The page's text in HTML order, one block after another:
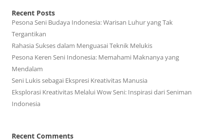
Recent Posts
Pesona Seni Budaya Indonesia: Warisan Luhur yang Tak
Tergantikan
Rahasia Sukses dalam Menguasai Teknik Melukis
Pesona Keren Seni Indonesia: Memahami Maknanya yang
Mendalam
Seni Lukis sebagai Ekspresi Kreativitas Manusia
Eksplorasi Kreativitas Melalui Wow Seni: Inspirasi dari Seniman
Indonesia
Recent Comments